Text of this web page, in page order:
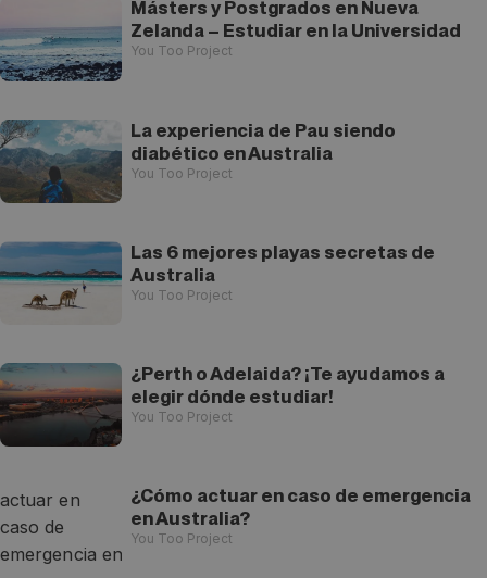
Másters y Postgrados en Nueva
Zelanda – Estudiar en la Universidad
You Too Project
La experiencia de Pau siendo
diabético en Australia
You Too Project
Las 6 mejores playas secretas de
Australia
You Too Project
¿Perth o Adelaida? ¡Te ayudamos a
elegir dónde estudiar!
You Too Project
¿Cómo actuar en caso de emergencia
en Australia?
You Too Project